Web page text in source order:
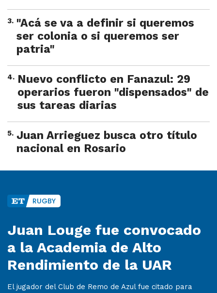
3. "Acá se va a definir si queremos
ser colonia o si queremos ser
patria"
4. Nuevo conflicto en Fanazul: 29
operarios fueron "dispensados" de
sus tareas diarias
5. Juan Arrieguez busca otro título
nacional en Rosario
RUGBY
Juan Louge fue convocado
a la Academia de Alto
Rendimiento de la UAR
El jugador del Club de Remo de Azul fue citado para